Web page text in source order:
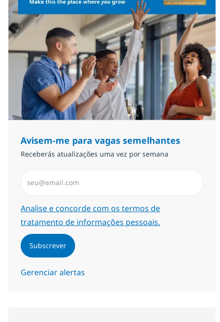
Avisem-me para vagas semelhantes
Receberás atualizações uma vez por semana
Required
Analise e concorde com os termos de
tratamento de informações pessoais.
Subscrever
Gerenciar alertas